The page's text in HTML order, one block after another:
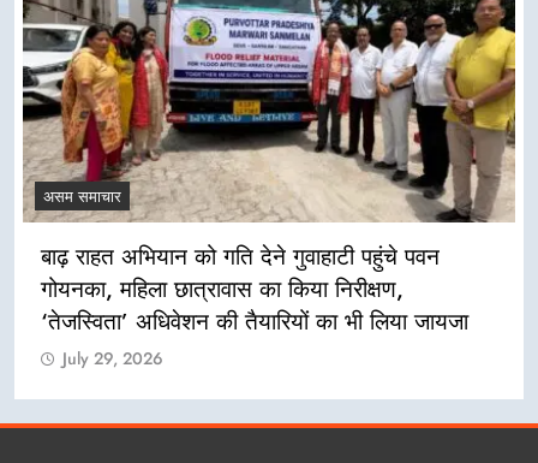
असम समाचार
बाढ़ राहत अभियान को गति देने गुवाहाटी पहुंचे पवन
गोयनका, महिला छात्रावास का किया निरीक्षण,
‘तेजस्विता’ अधिवेशन की तैयारियों का भी लिया जायजा
July 29, 2026